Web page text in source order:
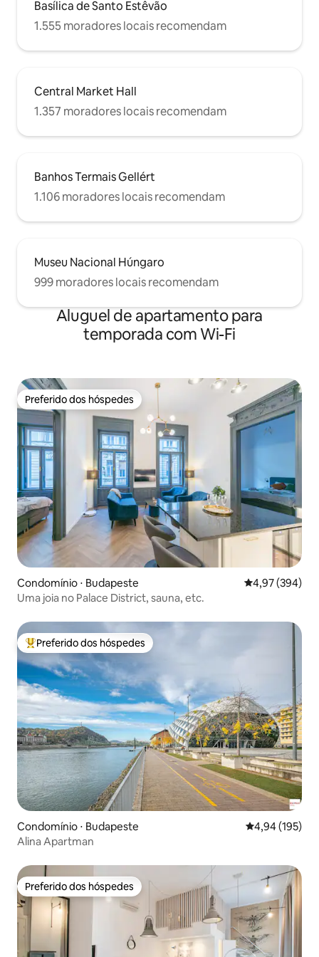
Basílica de Santo Estêvão
1.555 moradores locais recomendam
Central Market Hall
1.357 moradores locais recomendam
Banhos Termais Gellért
1.106 moradores locais recomendam
Museu Nacional Húngaro
999 moradores locais recomendam
Aluguel de apartamento para
temporada com Wi-Fi
Preferido dos hóspedes
Preferido dos hóspedes
Condomínio ⋅ Budapeste 4,97 de uma
4,97 (394)
Uma joia no Palace District, sauna, etc.
Entre os melhores preferidos dos hóspedes
Preferido dos hóspedes
Condomínio ⋅ Budapeste 4,94 de uma
4,94 (195)
Alina Apartman
Preferido dos hóspedes
Preferido dos hóspedes